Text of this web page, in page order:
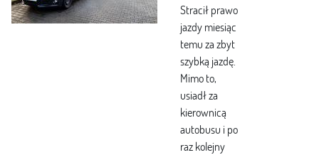
Stracił prawo
jazdy miesiąc
temu za zbyt
szybką jazdę.
Mimo to,
usiadł za
kierownicą
autobusu i po
raz kolejny